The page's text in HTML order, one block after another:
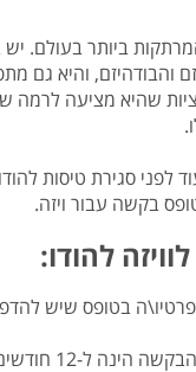
ביותר בעולם. יש
והבודהיזם, והיא
שהיא מציעה לרמה
לפני סגירת טיסות
בקשה עבור ויזה.
להודו:
בטופס שיש